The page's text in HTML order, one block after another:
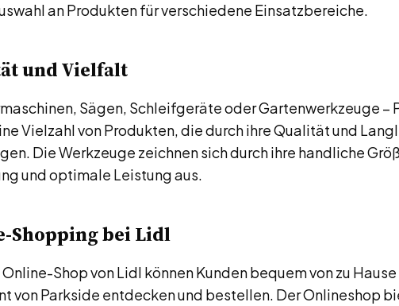
an Produkten für verschiedene Einsatzbereiche.
und Vielfalt
Sägen, Schleifgeräte oder Gartenwerkzeuge –
Vielzahl von Produkten, die durch ihre Qualität und
Die Werkzeuge zeichnen sich durch ihre handliche
und optimale Leistung aus.
Shopping bei Lidl
Shop von Lidl können Kunden bequem von zu Hause
von Parkside entdecken und bestellen. Der Onlineshop